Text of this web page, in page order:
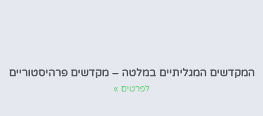
המקדשים המגליתיים במלטה – מקדשים פרהיסטוריים
לפרטים »